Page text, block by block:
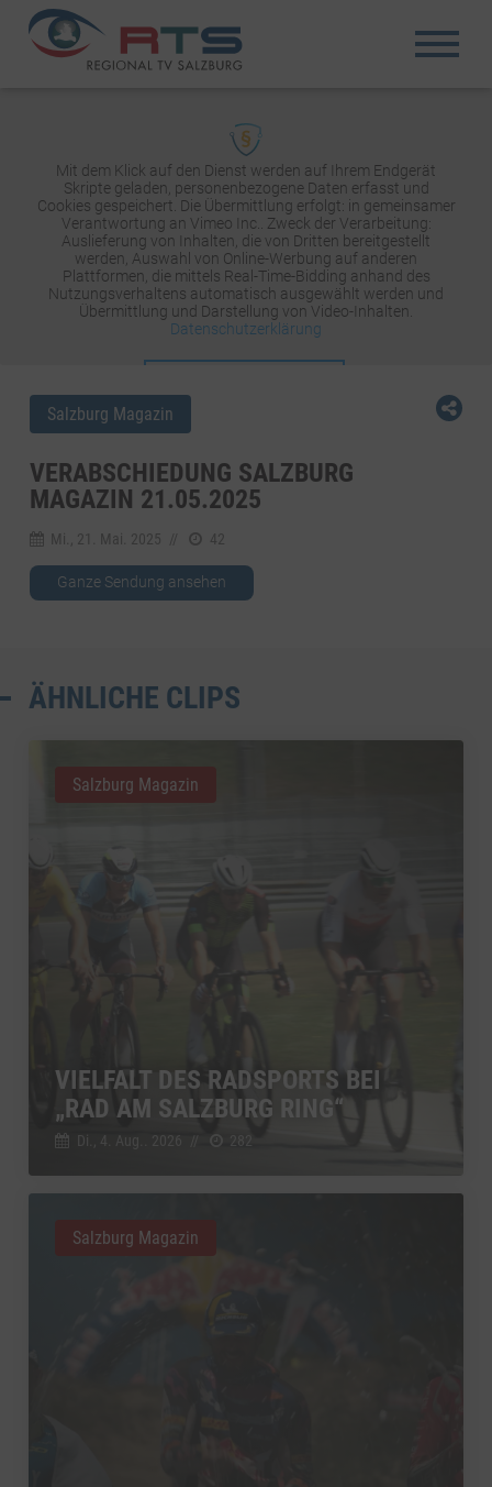
Mit dem Klick auf den Dienst werden auf Ihrem Endgerät
Skripte geladen, personenbezogene Daten erfasst und
Cookies gespeichert. Die Übermittlung erfolgt: in gemeinsamer
Verantwortung an Vimeo Inc.. Zweck der Verarbeitung:
Auslieferung von Inhalten, die von Dritten bereitgestellt
werden, Auswahl von Online-Werbung auf anderen
Plattformen, die mittels Real-Time-Bidding anhand des
Nutzungsverhaltens automatisch ausgewählt werden und
Übermittlung und Darstellung von Video-Inhalten.
Datenschutzerklärung
Salzburg Magazin
VERABSCHIEDUNG SALZBURG
MAGAZIN 21.05.2025
Mi., 21. Mai. 2025 42
Ganze Sendung ansehen
ÄHNLICHE CLIPS
VIELFALT DES RADSPORTS BEI
„RAD AM SALZBURG RING“
Di., 4. Aug.. 2026 // 282
Salzburg Magazin
Salzburg Magazin